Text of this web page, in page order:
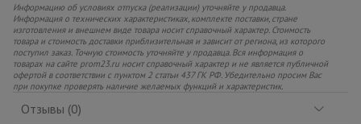
Информацию об условиях отпуска (реализации) уточняйте у продавца.
Информация о технических характеристиках, комплекте поставки, стране
изготовления и внешнем виде товара носит справочный характер. Стоимость
товара и стоимость доставки приблизительная и зависит от региона, из которого
поступил заказ. Точную стоимость уточняйте у продавца. Вся информация о
товарах на сайте prom23.ru носит справочный характер и не является публичной
офертой в соответствии с пунктом 2 статьи 437 ГК РФ. Убедительно просим Вас
при покупке проверять наличие желаемых функций и характеристик.
Отзывы (0)